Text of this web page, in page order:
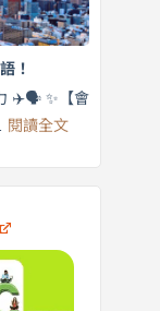
出
國
在
英
商
×
享
受
口
說
！
✈️🗣️ ✨【會
閱讀全文:
商
劍
｜